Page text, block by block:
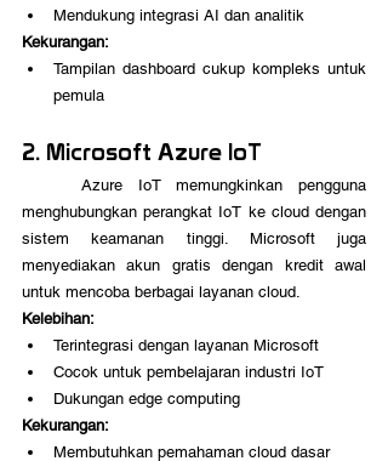
Mendukung integrasi AI dan analitik
Kekurangan:
Tampilan dashboard cukup kompleks untuk
pemula
2. Microsoft Azure IoT
menghubungkan perangkat IoT ke cloud dengan
sistem keamanan tinggi. Microsoft juga
menyediakan akun gratis dengan kredit awal
untuk mencoba berbagai layanan cloud.
Kelebihan:
Terintegrasi dengan layanan Microsoft
Cocok untuk pembelajaran industri IoT
Dukungan edge computing
Kekurangan:
Membutuhkan pemahaman cloud dasar